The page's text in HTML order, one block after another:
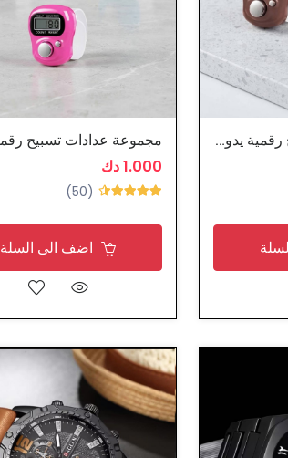
مجموعة عدادات تسبيح رقمية يدوية
1.000 دك
(50)
اضف الى السلة